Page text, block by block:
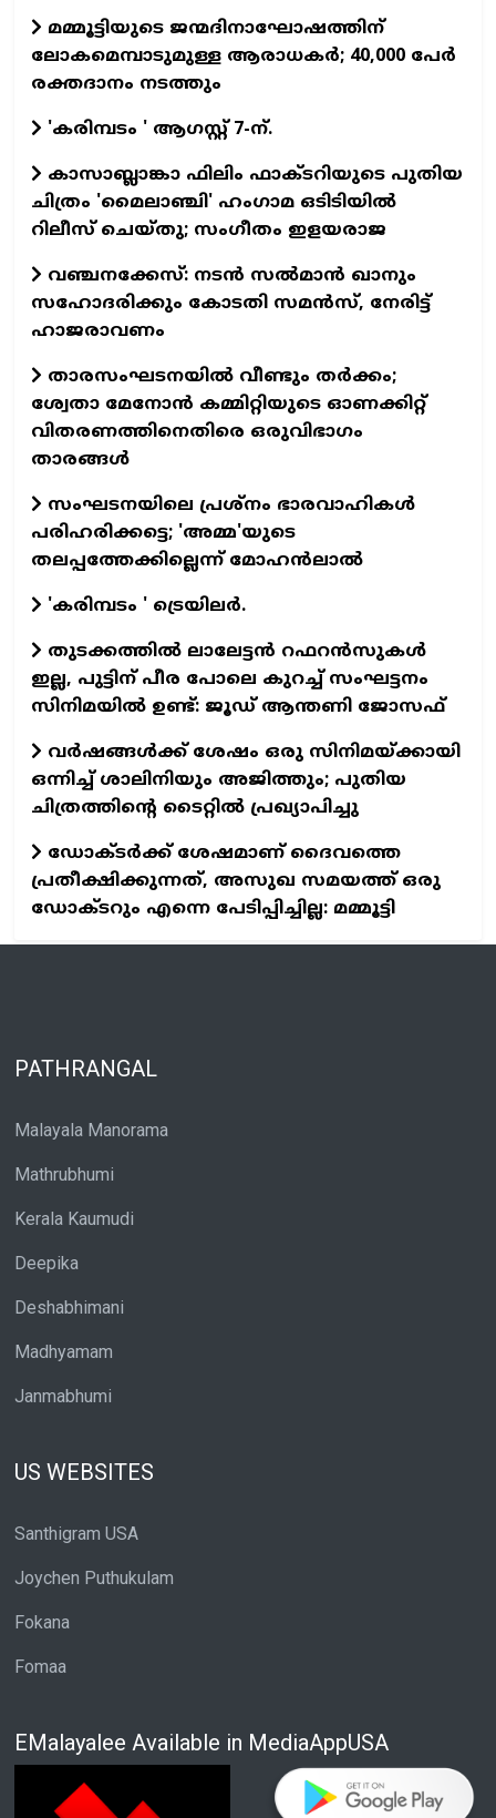
മമ്മൂട്ടിയുടെ ജന്മദിനാഘോഷത്തിന്
ലോകമെമ്പാടുമുള്ള ആരാധകര്‍; 40,000 പേര്‍
രക്തദാനം നടത്തും
'കരിമ്പടം ' ആഗസ്റ്റ് 7-ന്.
കാസാബ്ലാങ്കാ ഫിലിം ഫാക്ടറിയുടെ പുതിയ
ചിത്രം 'മൈലാഞ്ചി' ഹംഗാമ ഒടിടിയില്‍
റിലീസ് ചെയ്തു; സംഗീതം ഇളയരാജ
വഞ്ചനക്കേസ്: നടന്‍ സല്‍മാന്‍ ഖാനും
സഹോദരിക്കും കോടതി സമന്‍സ്, നേരിട്ട്
ഹാജരാവണം
താരസംഘടനയില്‍ വീണ്ടും തര്‍ക്കം;
ശ്വേതാ മേനോന്‍ കമ്മിറ്റിയുടെ ഓണക്കിറ്റ്
വിതരണത്തിനെതിരെ ഒരുവിഭാഗം
താരങ്ങള്‍
സംഘടനയിലെ പ്രശ്നം ഭാരവാഹികൾ
പരിഹരിക്കട്ടെ; 'അമ്മ'യുടെ
തലപ്പത്തേക്കില്ലെന്ന് മോഹൻലാൽ
'കരിമ്പടം ' ട്രെയിലര്‍.
തുടക്കത്തില്‍ ലാലേട്ടന്‍ റഫറന്‍സുകള്‍
ഇല്ല, പുട്ടിന് പീര പോലെ കുറച്ച് സംഘട്ടനം
സിനിമയില്‍ ഉണ്ട്: ജൂഡ് ആന്തണി ജോസഫ്
വര്‍ഷങ്ങള്‍ക്ക് ശേഷം ഒരു സിനിമയ്ക്കായി
ഒന്നിച്ച് ശാലിനിയും അജിത്തും; പുതിയ
ചിത്രത്തിന്റെ ടൈറ്റില്‍ പ്രഖ്യാപിച്ചു
ഡോക്ടര്‍ക്ക് ശേഷമാണ് ദൈവത്തെ
പ്രതീക്ഷിക്കുന്നത്, അസുഖ സമയത്ത് ഒരു
ഡോക്ടറും എന്നെ പേടിപ്പിച്ചില്ല: മമ്മൂട്ടി
PATHRANGAL
Malayala Manorama
Mathrubhumi
Kerala Kaumudi
Deepika
Deshabhimani
Madhyamam
Janmabhumi
US WEBSITES
Santhigram USA
Joychen Puthukulam
Fokana
Fomaa
EMalayalee Available in MediaAppUSA